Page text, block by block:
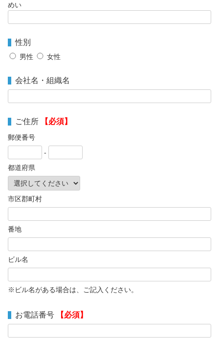
めい
性別
男性 女性
会社名・組織名
ご住所 【必須】
郵便番号
-
都道府県
市区郡町村
番地
ビル名
※ビル名がある場合は、ご記入ください。
お電話番号 【必須】